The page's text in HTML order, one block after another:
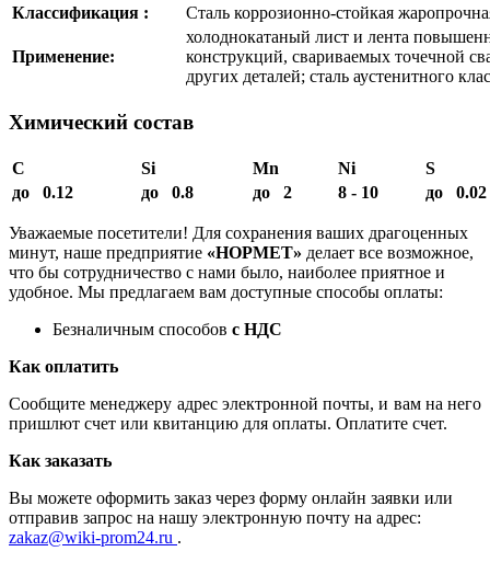
Классификация :
Сталь коррозионно-стойкая
Применение:
холоднокатаный лист и лента
конструкций, свариваемых точечной
других деталей; сталь аустенитного
Химический состав
C Si Mn Ni
S
до 0.12
до 0.8 до 2 8 - 10 до 0.02
Уважаемые посетители! Для сохранения ваших драгоценных
минут, наше предприятие «НОРМЕТ» делает все возможное,
что бы сотрудничество с нами было, наиболее приятное и
удобное. Мы предлагаем вам доступные способы оплаты:
Безналичным способов с НДС
Как оплатить
Сообщите менеджеру адрес электронной почты, и вам на него
пришлют счет или квитанцию для оплаты. Оплатите счет.
Как заказать
Вы можете оформить заказ через форму онлайн заявки или
отправив запрос на нашу электронную почту на адрес:
zakaz@wiki-prom24.ru .